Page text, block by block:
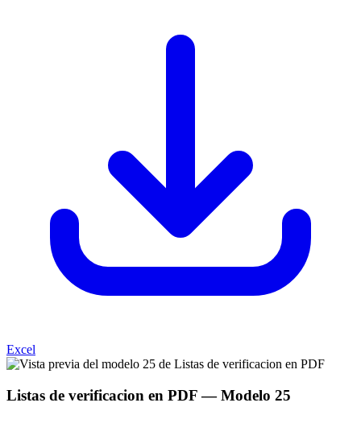
Excel
Listas de verificacion en PDF— Modelo 25